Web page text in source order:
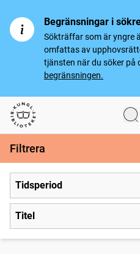
Begränsningar i
Sökträffar som är yngre
omfattas av
tjänsten när du söker på
begränsningen.
Svenska tidningar
Filtrera
Tidsperiod
Titel